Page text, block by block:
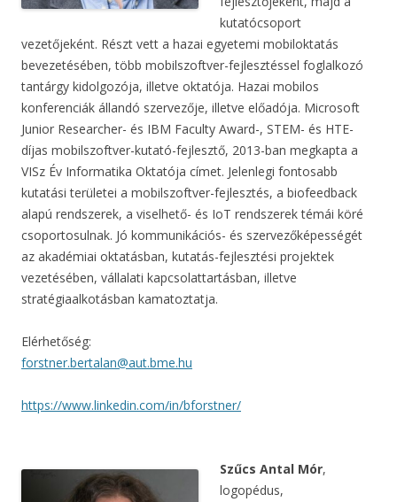
kutatócsoport
vezetőjeként. Részt vett a hazai egyetemi mobiloktatás
bevezetésében, több mobilszoftver-fejlesztéssel foglalkozó
tantárgy kidolgozója, illetve oktatója. Hazai mobilos
konferenciák állandó szervezője, illetve előadója. Microsoft
Junior Researcher- és IBM Faculty Award-, STEM- és HTE-
díjas mobilszoftver-kutató-fejlesztő, 2013-ban megkapta a
VISz Év Informatika Oktatója címet. Jelenlegi fontosabb
kutatási területei a mobilszoftver-fejlesztés, a biofeedback
alapú rendszerek, a viselhető- és IoT rendszerek témái köré
csoportosulnak. Jó kommunikációs- és szervezőképességét
az akadémiai oktatásban, kutatás-fejlesztési projektek
vezetésében, vállalati kapcsolattartásban, illetve
stratégiaalkotásban kamatoztatja.
Elérhetőség:
forstner.bertalan@aut.bme.hu
https://www.linkedin.com/in/bforstner/
Szűcs Antal Mór,
logopédus,